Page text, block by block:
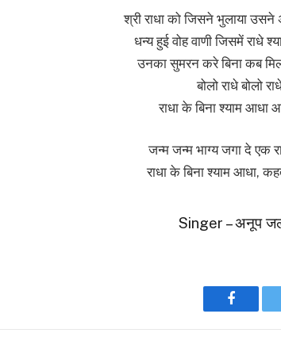
श्री राधा को जिसने भुलाया उसने
धन्य हुई वोह वाणी जिसमें राधे
उनका सुमरन करे बिना कब
बोलो राधे बोलो
राधा के बिना श्याम
जन्म जन्म भाग्य जगा दे एक
राधा के बिना श्याम आधा,
Singer – अनूप